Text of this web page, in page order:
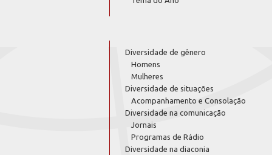
Diversidade de gênero
Homens
Mulheres
Diversidade de situações
Acompanhamento e Consolação
Diversidade na comunicação
Jornais
Programas de Rádio
Diversidade na diaconia